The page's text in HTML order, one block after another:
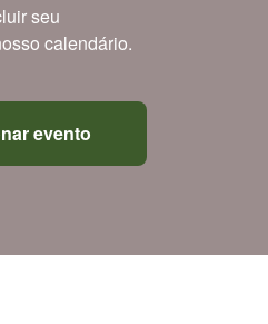
seu
calendário.
evento